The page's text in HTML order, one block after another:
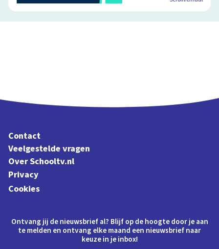
Contact
Veelgestelde vragen
Over Schooltv.nl
Privacy
Cookies
Ontvang jij de nieuwsbrief al? Blijf op de hoogte door je aan
te melden en ontvang elke maand een nieuwsbrief naar
keuze in je inbox!